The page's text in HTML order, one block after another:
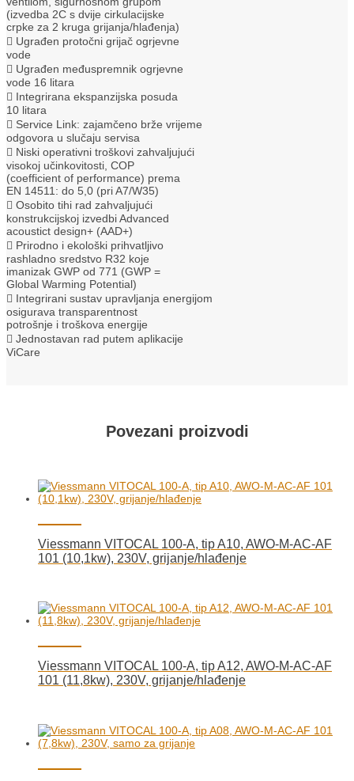
(izvedba 2C s dvije cirkulacijske
crpke za 2 kruga grijanja/hlađenja)
 Ugrađen protočni grijač ogrjevne
vode
 Ugrađen međuspremnik ogrjevne
vode 16 litara
 Integrirana ekspanzijska posuda
10 litara
 Service Link: zajamčeno brže vrijeme
odgovora u slučaju servisa
 Niski operativni troškovi zahvaljujući
visokoj učinkovitosti, COP
(coefficient of performance) prema
EN 14511: do 5,0 (pri A7/W35)
 Osobito tihi rad zahvaljujući
konstrukcijskoj izvedbi Advanced
acoustict design+ (AAD+)
 Prirodno i ekološki prihvatljivo
rashladno sredstvo R32 koje
imanizak GWP od 771 (GWP =
Global Warming Potential)
 Integrirani sustav upravljanja energijom
osigurava transparentnost
potrošnje i troškova energije
 Jednostavan rad putem aplikacije
ViCare
Povezani proizvodi
Viessmann VITOCAL 100-A, tip A10, AWO-M-AC-AF
101 (10,1kw), 230V, grijanje/hlađenje
Viessmann VITOCAL 100-A, tip A12, AWO-M-AC-AF
101 (11,8kw), 230V, grijanje/hlađenje